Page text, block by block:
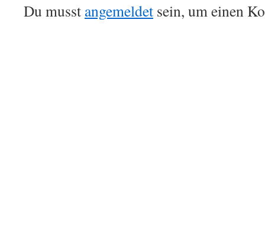
Du musst angemeldet sein, um einen